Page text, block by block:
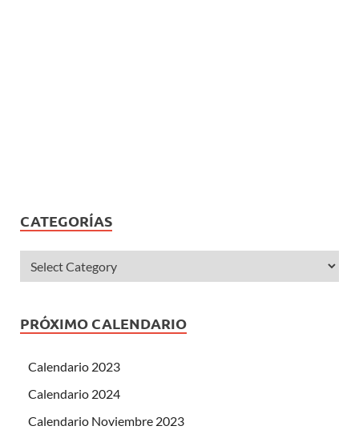
CATEGORÍAS
PRÓXIMO CALENDARIO
Calendario 2023
Calendario 2024
Calendario Noviembre 2023